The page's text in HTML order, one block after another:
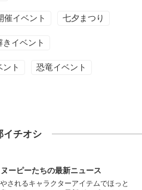
催イベント 七夕まつり
きイベント
ント 恐竜イベント
イチオシ
ーピーたちの最新ニュース
されるキャラクターアイテムでほっと